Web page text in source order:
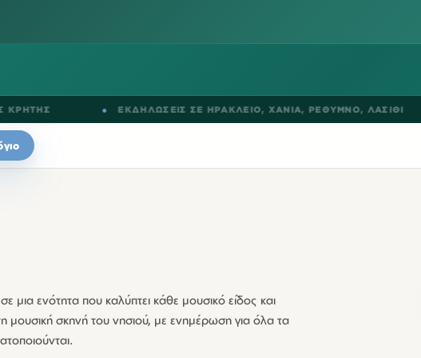
● ΕΚΔΗΛΩΣΕΙΣ ΣΕΗΡΑΚΛΕΙΟ, ΧΑΝΙΑ,ΡΕΘΥΜΝΟ,ΛΑΣΙΘΙ ●
μια ενότητα που καλύπτει κάθε μουσικό είδος και
σκηνή του νησιού, με ενημέρωση για όλα τα